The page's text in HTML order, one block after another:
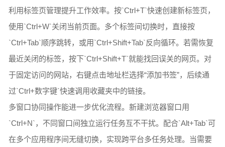
利用标签页管理提升工作效率。按`Ctrl+T`快速创建新标签页，
使用`Ctrl+W`关闭当前页面。多个标签间切换时，直接按
`Ctrl+Tab`顺序跳转，或用`Ctrl+Shift+Tab`反向循环。若需恢复
最近关闭的标签，按下`Ctrl+Shift+T`就能找回误关的网页。对
于固定访问的网站，右键点击地址栏选择“添加书签”，后续通
过`Ctrl+数字键`快速调用收藏夹中的链接。
多窗口协同操作能进一步优化流程。新建浏览器窗口用
`Ctrl+N`，不同窗口间独立运行任务互不干扰。配合`Alt+Tab`可
在多个应用程序间无缝切换，实现跨平台多任务处理。当需要